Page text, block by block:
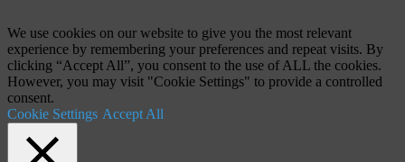
We use cookies on our website to give you the most relevant
experience by remembering your preferences and repeat visits. By
clicking “Accept All”, you consent to the use of ALL the cookies.
However, you may visit "Cookie Settings" to provide a controlled
consent.
Cookie Settings Accept All